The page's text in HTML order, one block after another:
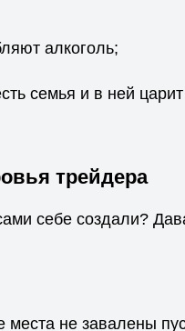
алкоголь;
семья и в ней
трейдера
себе создали?
не завалены